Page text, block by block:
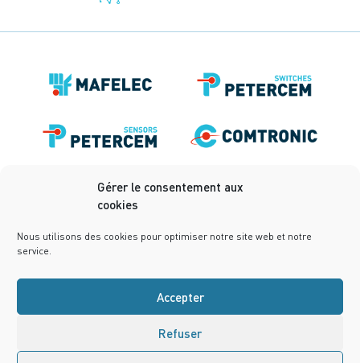
Gérer le consentement aux
cookies
Nous utilisons des cookies pour optimiser notre site web et notre
service.
Accepter
Refuser
Rechtliche Informationen
Datenschutzbestimmungen
Bedingungen-und-Konditionen
Cookie policy (EU)
Conception :notrestudio.fr